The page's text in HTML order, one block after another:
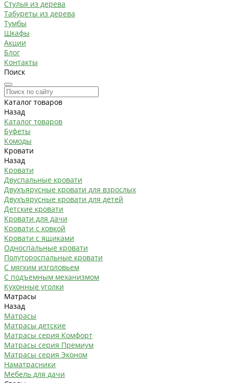
Стулья из дерева
Табуреты из дерева
Тумбы
Шкафы
Акции
Блог
Контакты
Поиск
Каталог товаров
Назад
Каталог товаров
Буфеты
Комоды
Кровати
Назад
Кровати
Двуспальные кровати
Двухъярусные кровати для взрослых
Двухъярусные кровати для детей
Детские кровати
Кровати для дачи
Кровати с ковкой
Кровати с ящиками
Односпальные кровати
Полутороспальные кровати
С мягким изголовьем
С подъемным механизмом
Кухонные уголки
Матрасы
Назад
Матрасы
Матрасы детские
Матрасы серия Комфорт
Матрасы серия Премиум
Матрасы серия Эконом
Наматрасники
Мебель для дачи